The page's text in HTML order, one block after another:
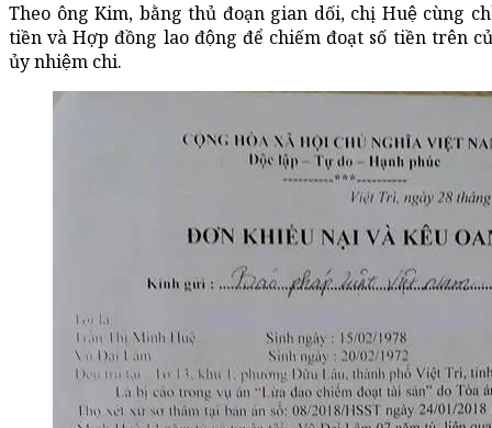
Theo ông Kim, bằng thủ đoạn gian dối, chị Huệ cùng
tiền và Hợp đồng lao động để chiếm đoạt số tiền trên
ủy nhiệm chi.